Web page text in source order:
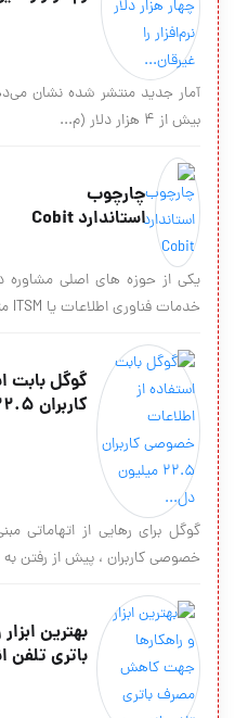
آمار جدید منتشر شده نشان
بیش از ۴ هزار دلار (م...
چارچوب
استاندارد Cobit
یکی از حوزه های اصلی مشاوره
خدمات فناوری اطلاعات یا ITSM متمرکز ...
گوگل بابت
کاربران 22.5 میلیون دل...
گوگل برای رهایی از اتهاماتی
خصوصی کاربران ، پیش از رفتن
بهترین
باتری تلفن